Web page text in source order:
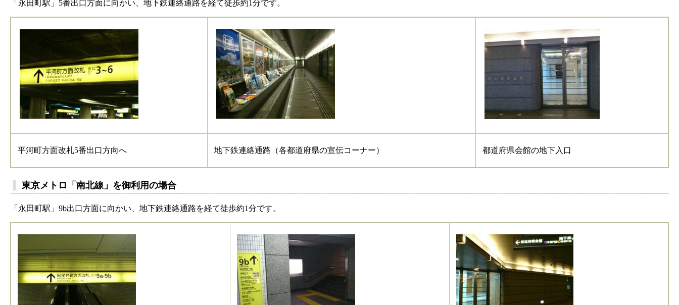
「永田町駅」5番出口方面に向かい、地下鉄連絡通路を経て徒歩約1分です。
平河町方面改札5番出口方向へ 地下鉄連絡通路（各都道府県の宣伝コーナー） 都道府県会館の地下入口
東京メトロ「南北線」を御利用の場合
「永田町駅」9b出口方面に向かい、地下鉄連絡通路を経て徒歩約1分です。